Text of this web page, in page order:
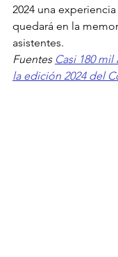
2024 una
quedará en la
asistentes.
Fuentes Casi 180
la edición 2024 del